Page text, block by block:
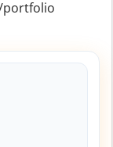
portfolio